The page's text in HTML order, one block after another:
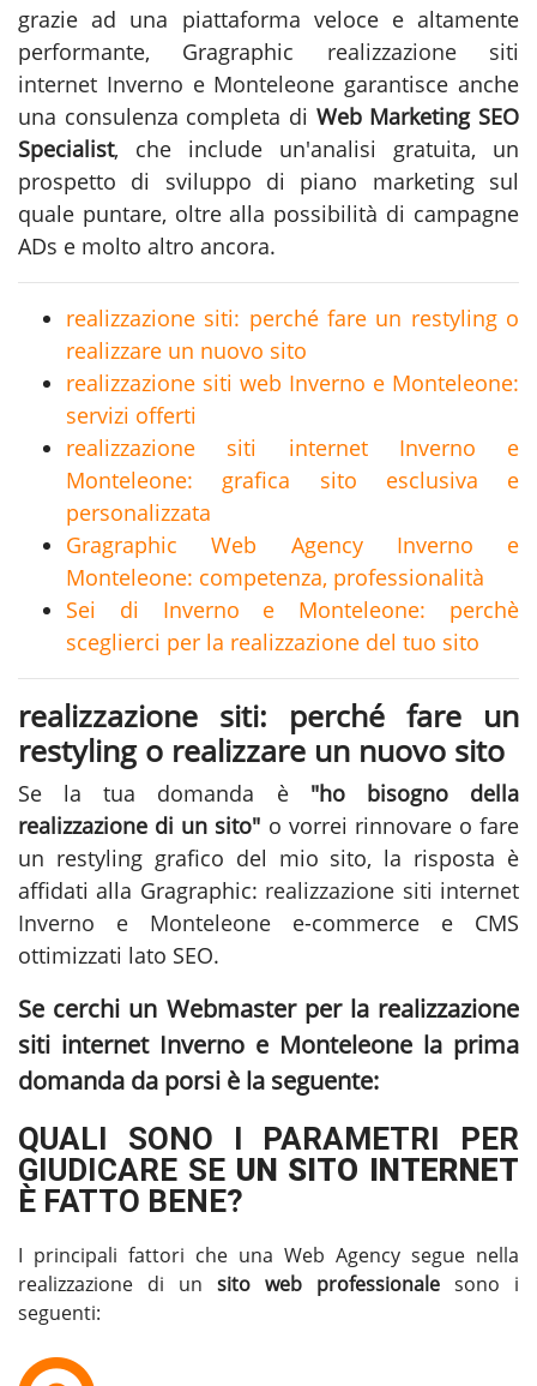
grazie ad una piattaforma veloce e altamente
performante, Gragraphic realizzazione siti
internet Inverno e Monteleone garantisce anche
una consulenza completa di Web Marketing SEO
Specialist, che include un'analisi gratuita, un
prospetto di sviluppo di piano marketing sul
quale puntare, oltre alla possibilità di campagne
ADs e molto altro ancora.
realizzazione siti: perché fare un restyling o
realizzare un nuovo sito
realizzazione siti web Inverno e Monteleone:
servizi offerti
realizzazione siti internet Inverno e
Monteleone: grafica sito esclusiva e
personalizzata
Gragraphic Web Agency Inverno e
Monteleone: competenza, professionalità
Sei di Inverno e Monteleone: perchè
sceglierci per la realizzazione del tuo sito
realizzazione siti: perché fare un
restyling o realizzare un nuovo sito
Se la tua domanda è "ho bisogno della
realizzazione di un sito" o vorrei rinnovare o fare
un restyling grafico del mio sito, la risposta è
affidati alla Gragraphic: realizzazione siti internet
Inverno e Monteleone e-commerce e CMS
ottimizzati lato SEO.
Se cerchi un Webmaster per la realizzazione
siti internet Inverno e Monteleone la prima
domanda da porsi è la seguente:
QUALI SONO I PARAMETRI PER
GIUDICARE SEUN SITO INTERNET
È FATTO BENE?
I principali fattori che una Web Agency segue nella
realizzazione di un sito web professionale sono i
seguenti: